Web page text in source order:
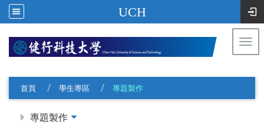
UCH
首頁
學生專區 專題製作
專題製作